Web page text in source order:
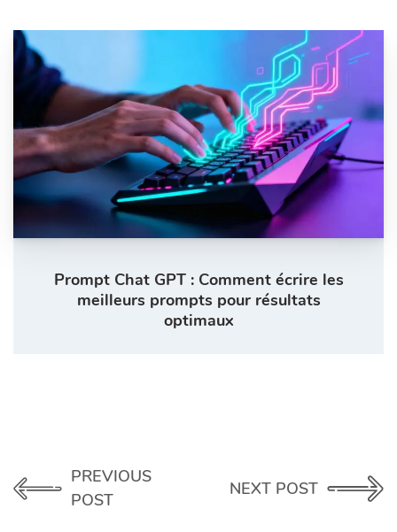
Prompt Chat GPT : Comment écrire les
meilleurs prompts pour résultats
optimaux
PREVIOUS
POST
NEXT POST